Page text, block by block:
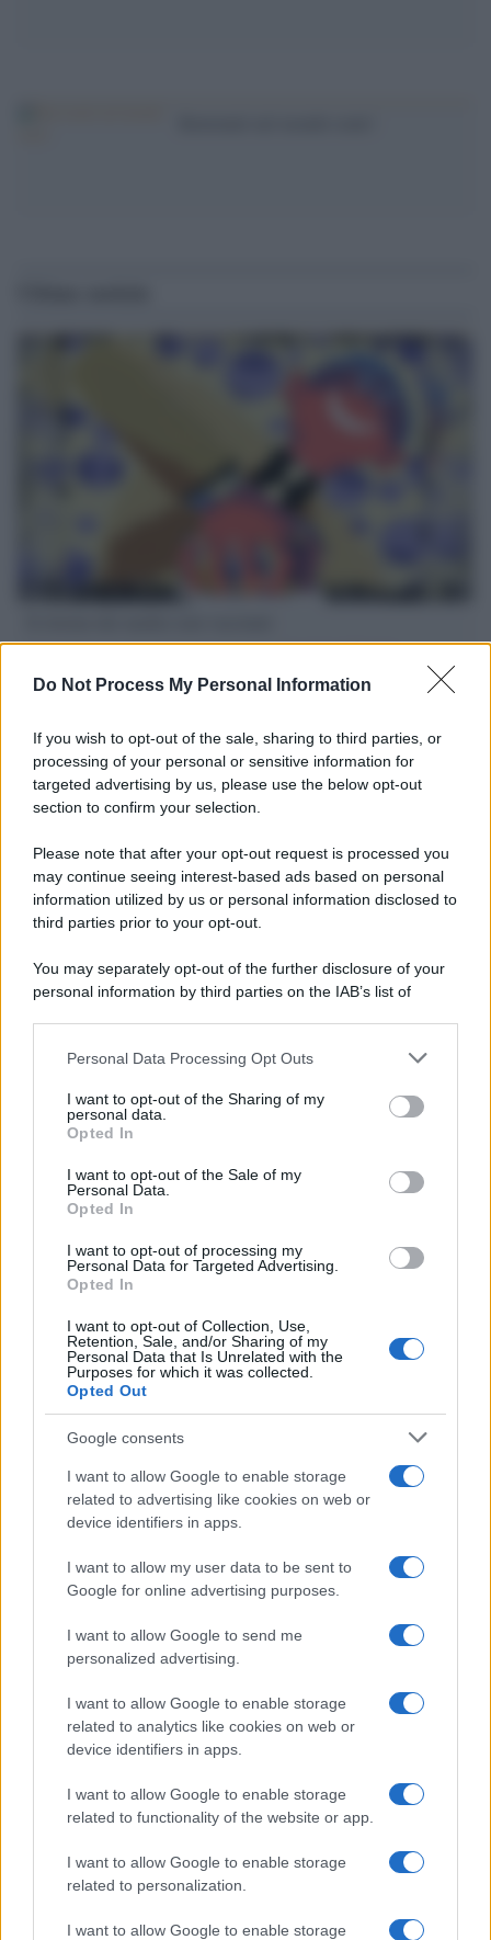
Do Not Process My Personal Information
If you wish to opt-out of the sale, sharing to third parties, or
processing of your personal or sensitive information for
targeted advertising by us, please use the below opt-out
section to confirm your selection.
Please note that after your opt-out request is processed you
may continue seeing interest-based ads based on personal
information utilized by us or personal information disclosed to
third parties prior to your opt-out.
You may separately opt-out of the further disclosure of your
personal information by third parties on the IAB’s list of
This information may also be disclosed by us to third parties
disclose it to other third parties.
Please note that this website/app uses one or more Google
services and may gather and store information including but
not limited to your visit or usage behaviour. You may click to
grant or deny consent to Google and its third-party tags to
consent section.
Personal Data Processing Opt Outs
I want to opt-out of the Sharing of my
personal data.
Opted In
I want to opt-out of the Sale of my
Personal Data.
Opted In
I want to opt-out of processing my
Personal Data for Targeted Advertising.
Opted In
I want to opt-out of Collection, Use,
Retention, Sale, and/or Sharing of my
Personal Data that Is Unrelated with the
Purposes for which it was collected.
Opted Out
Google consents
I want to allow Google to enable storage
related to advertising like cookies on web or
device identifiers in apps.
I want to allow my user data to be sent to
Google for online advertising purposes.
I want to allow Google to send me
personalized advertising.
I want to allow Google to enable storage
related to analytics like cookies on web or
device identifiers in apps.
I want to allow Google to enable storage
related to functionality of the website or app.
I want to allow Google to enable storage
related to personalization.
I want to allow Google to enable storage
Informazione" spiega perché non ci sono mai state basi
scientifiche per togliere i medici non vaccinati dal lavoro
L'omicidio economico dell'Italia: ce lo chiede l'Europa
L'Ucraina ha finito lo scudo
Se all'Europa rimanessero tre neuroni correrebbe a far pace
con la Russia
Il rubinetto di Rabat
Da Kiev a Roma, istruzioni per fabbricare un nemico interno
Facebook
Syndication
Globalist
Globalscience
Globalsport
Culture
Salute
Megachip
GiULia
Prima Pagina
Giornale dello
Spettacolo